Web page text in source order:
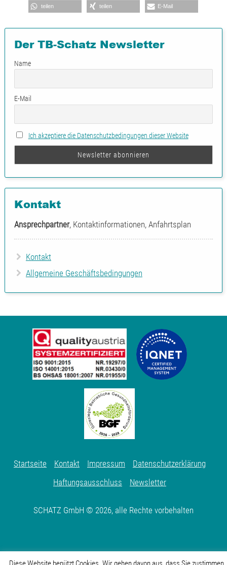
teilen teilen E-Mail
Der TB-Schatz Newsletter
Name
E-Mail
Ich akzeptiere die Datenschutzbedingungen dieser Website
Kontakt
Ansprechpartner, Kontaktinformationen, Anfahrtsplan
Kontakt
Allgemeine Geschäftsbedingungen
Startseite Kontakt Impressum
Datenschutzerklärung
Haftungsausschluss
Newsletter
SCHATZ GmbH © 2026, alle Rechte vorbehalten